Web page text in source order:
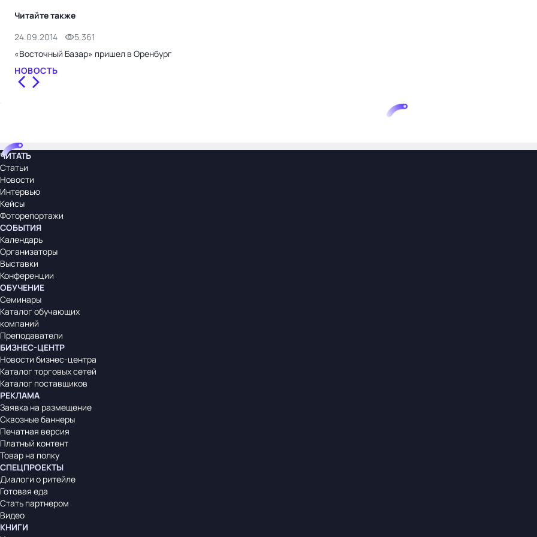
Читайте также
24.09.2014
5,361
«Восточный Базар» пришел в Оренбург
НОВОСТЬ
ЧИТАТЬ
Статьи
Новости
Интервью
Кейсы
Фоторепортажи
СОБЫТИЯ
Календарь
Организаторы
Выставки
Конференции
ОБУЧЕНИЕ
Семинары
Каталог обучающих
компаний
Преподаватели
БИЗНЕС-ЦЕНТР
Новости бизнес-центра
Каталог торговых сетей
Каталог поставщиков
РЕКЛАМА
Заявка на размещение
Сквозные баннеры
Печатная версия
Платный контент
Товар на полку
СПЕЦПРОЕКТЫ
Диалоги о ритейле
Готовая еда
Стать партнером
Видео
КНИГИ